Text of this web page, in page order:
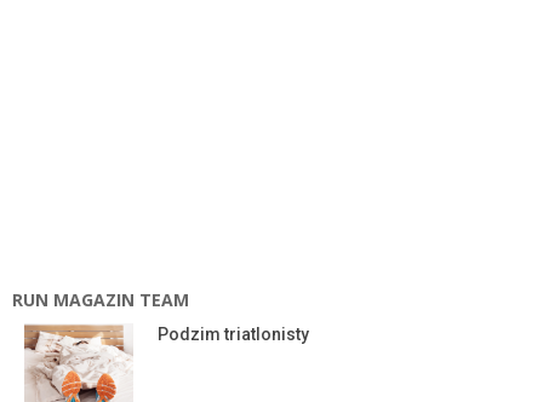
RUN MAGAZIN TEAM
Podzim triatlonisty